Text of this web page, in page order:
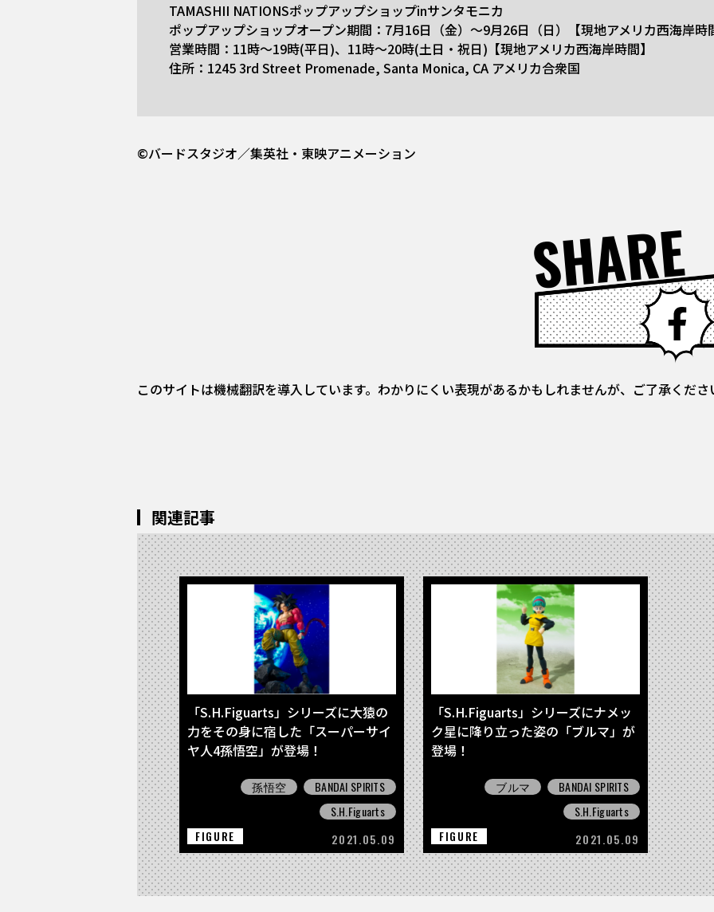
TAMASHII NATIONSポップアップショップinサンタモニカ
ポップアップショップオープン期間：7月16日（金）～9月26日（日）【現地アメリカ西海岸時
営業時間：11時～19時(平日)、11時～20時(土日・祝日)【現地アメリカ西海岸時間】
住所：1245 3rd Street Promenade, Santa Monica, CA アメリカ合衆国
©バードスタジオ／集英社・東映アニメーション
SHARE
このサイトは機械翻訳を導入しています。わかりにくい表現があるかもしれませんが、ご了承くださ
関連記事
「S.H.Figuarts」シリーズに大猿の
力をその身に宿した「スーパーサイ
ヤ人4孫悟空」が登場！
孫悟空
BANDAI SPIRITS
S.H.Figuarts
FIGURE
2021.05.09
「S.H.Figuarts」シリーズにナメッ
ク星に降り立った姿の「ブルマ」が
登場！
ブルマ
BANDAI SPIRITS
S.H.Figuarts
FIGURE
2021.05.09